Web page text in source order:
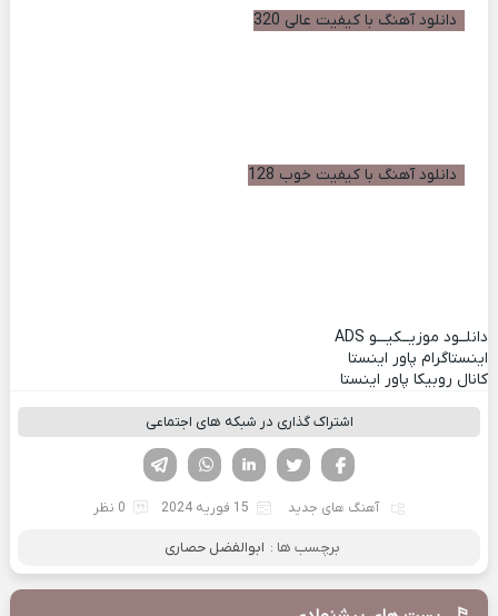
دانلود آهنگ با کیفیت عالی 320
دانلود آهنگ با کیفیت خوب 128
دانلــود موزیــکیـــو ADS
اینستاگرام پاور اینستا
کانال روبیکا پاور اینستا
اشتراک گذاری در شبکه های اجتماعی
لینکدین تویتر
فیسوک
آهنگ های جدید 15 فوریه 2024 0 نظر
برچسب ها : ابوالفضل حصاری